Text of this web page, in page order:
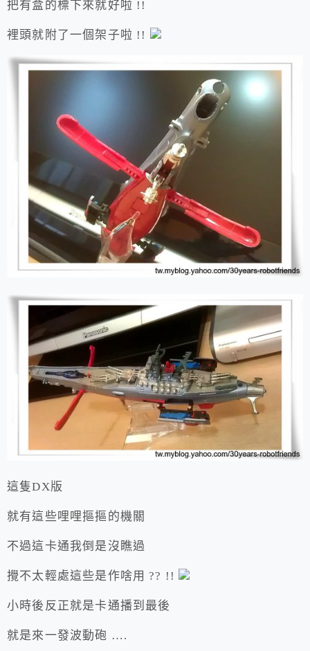
把有盒的標下來就好啦 !!
裡頭就附了一個架子啦 !!
這隻DX版
就有這些哩哩摳摳的機關
不過這卡通我倒是沒瞧過
攪不太輕處這些是作啥用 ?? !!
小時後反正就是卡通播到最後
就是來一發波動砲 ….